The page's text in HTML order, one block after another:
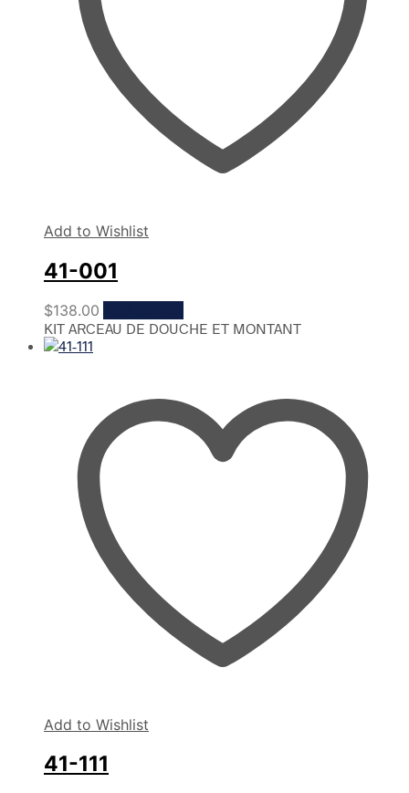
Add to Wishlist
41-001
$138.00
KIT ARCEAU DE DOUCHE ET MONTANT
Add to Wishlist
41-111